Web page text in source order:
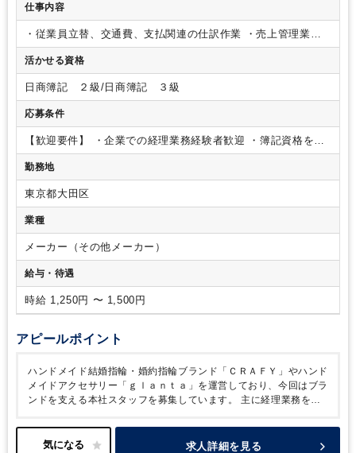
仕事内容
・従業員立替、交通費、支払関連の仕訳作業 ・売上管理業務
＊企業での経理経験者歓迎 主に経理業務を担当していただき
ますが、総務や労務関連業務もお手伝いいただく可能性がござ
活かせる資格
日商簿記 ２級/日商簿記 ３級
応募条件
【歓迎要件】 ・企業での経理業務経験者歓迎
・簿記資格をお
持ちの方優遇
勤務地
東京都大田区
業種
メーカー（その他メーカー）
給与・待遇
時給 1,250円 〜 1,500円
アピールポイント
ハンドメイド結婚指輪・婚約指輪ブランド「ＣＲＡＦＹ」やハンド
メイドアクセサリー「ｇｌａｎｔａ」を運営しており、今回はブラ
ンドを支える本社スタッフを募集しています。
主に経理業務をお
でいます。丁寧さや正確さを大切にできる方を歓迎します。一緒
にブランドを支えてくださる方のご応募をお待ちしています。
求人詳細を見る